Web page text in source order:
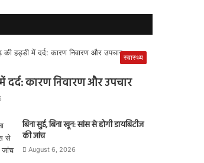
स्वास्थ्य
में दर्द: कारण निवारण और उपचार
बिना सुई, बिना खून: सांस से होगी डायबिटीज
की जांच
August 6, 2026